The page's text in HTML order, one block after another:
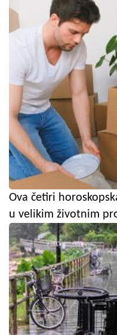
Ova četiri
u velikim životnim